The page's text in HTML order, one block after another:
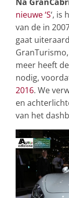
nieuwe ‘S‘, is
van de in
gaat
meer heeft
nodig,
2016. We
en
van het